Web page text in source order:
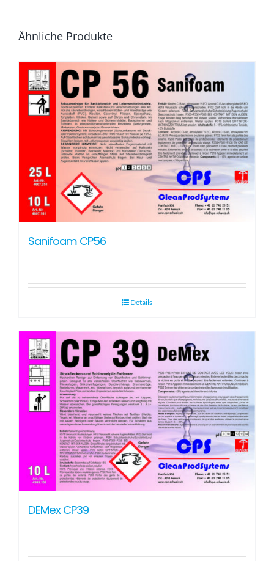
Ähnliche Produkte
Sanifoam CP56
Details
DEMex CP39